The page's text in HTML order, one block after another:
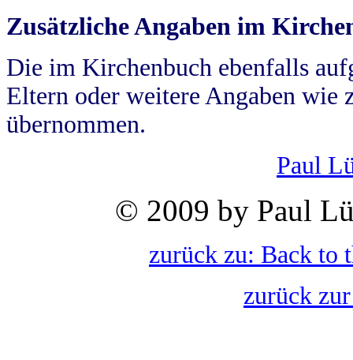
Zusätzliche Angaben im
Die im Kirchenbuch ebenfalls
Eltern oder weitere Angaben wie
übernommen.
Paul
© 2009 by Paul
zurück zu: Back to
zurück